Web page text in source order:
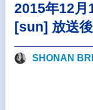
2015年12月
[sun] 放送
SHONAN